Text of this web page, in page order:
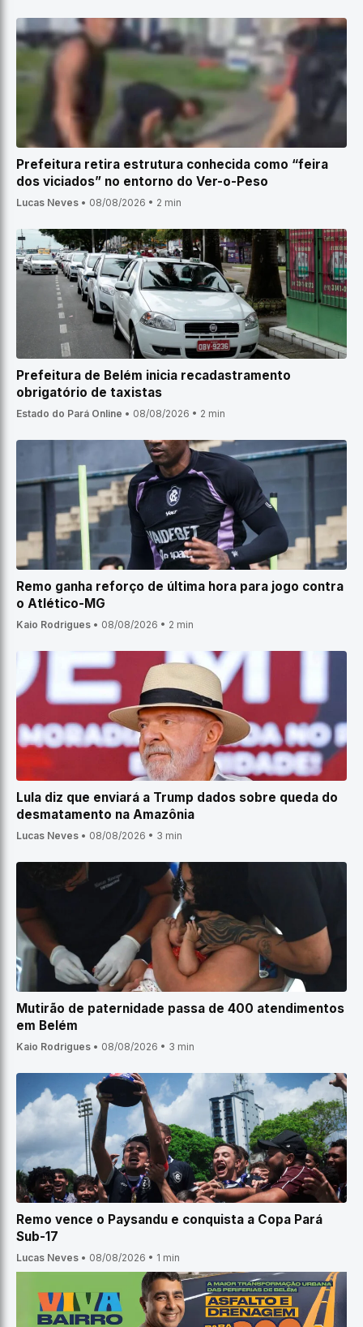
Prefeitura retira estrutura conhecida como “feira
dos viciados” no entorno do Ver-o-Peso
Lucas Neves • 08/08/2026 • 2 min
Prefeitura de Belém inicia recadastramento
obrigatório de taxistas
Estado do Pará Online • 08/08/2026 • 2 min
Remo ganha reforço de última hora para jogo contra
o Atlético-MG
Kaio Rodrigues • 08/08/2026 • 2 min
Lula diz que enviará a Trump dados sobre queda do
desmatamento na Amazônia
Lucas Neves • 08/08/2026 • 3 min
Mutirão de paternidade passa de 400 atendimentos
em Belém
Kaio Rodrigues • 08/08/2026 • 3 min
Remo vence o Paysandu e conquista a Copa Pará
Sub-17
Lucas Neves • 08/08/2026 • 1 min